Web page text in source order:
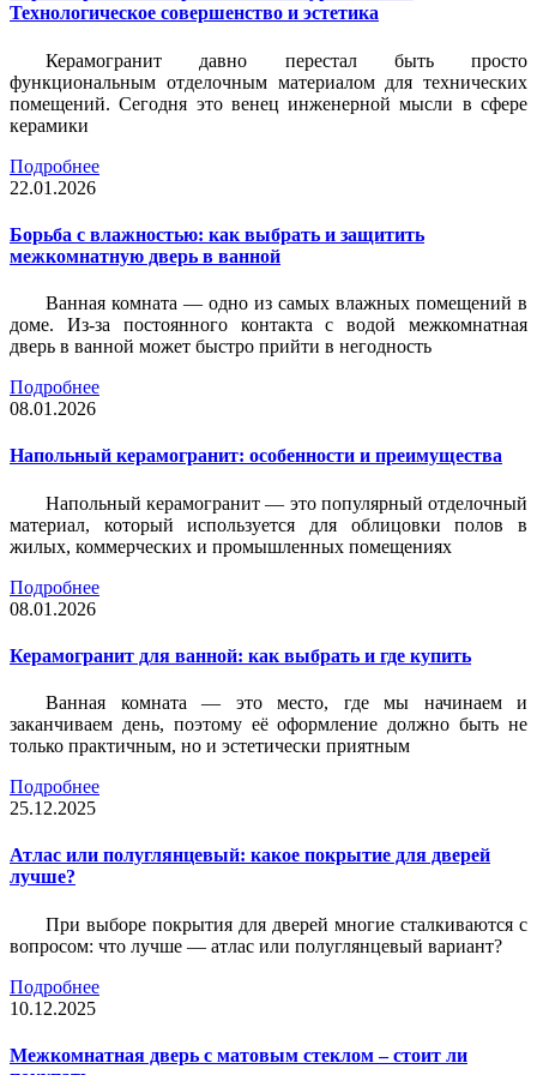
Технологическое совершенство и эстетика
Керамогранит давно перестал быть просто
функциональным отделочным материалом для технических
помещений. Сегодня это венец инженерной мысли в сфере
керамики
Подробнее
22.01.2026
Борьба с влажностью: как выбрать и защитить
межкомнатную дверь в ванной
Ванная комната — одно из самых влажных помещений в
доме. Из-за постоянного контакта с водой межкомнатная
дверь в ванной может быстро прийти в негодность
Подробнее
08.01.2026
Напольный керамогранит: особенности и преимущества
Напольный керамогранит — это популярный отделочный
материал, который используется для облицовки полов в
жилых, коммерческих и промышленных помещениях
Подробнее
08.01.2026
Керамогранит для ванной: как выбрать и где купить
Ванная комната — это место, где мы начинаем и
заканчиваем день, поэтому её оформление должно быть не
только практичным, но и эстетически приятным
Подробнее
25.12.2025
Атлас или полуглянцевый: какое покрытие для дверей
лучше?
При выборе покрытия для дверей многие сталкиваются с
вопросом: что лучше — атлас или полуглянцевый вариант?
Подробнее
10.12.2025
Межкомнатная дверь с матовым стеклом – стоит ли